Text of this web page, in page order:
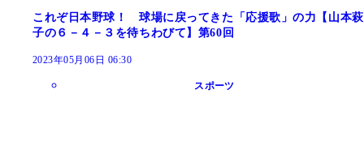
これぞ日本野球！ 球場に戻ってきた「応援歌」の力【山本萩
子の６－４－３を待ちわびて】第60回
2023年05月06日 06:30
スポーツ